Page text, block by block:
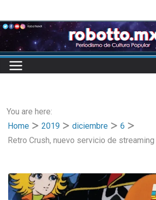
to
content
You are here:
Home
2019 diciembre
6
Retro Crush, nuevo servicio de streaming